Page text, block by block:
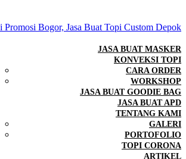
JASA BUAT MASKER
KONVEKSI TOPI
CARA ORDER
WORKSHOP
JASA BUAT GOODIE BAG
JASA BUAT APD
TENTANG KAMI
GALERI
PORTOFOLIO
TOPI CORONA
ARTIKEL